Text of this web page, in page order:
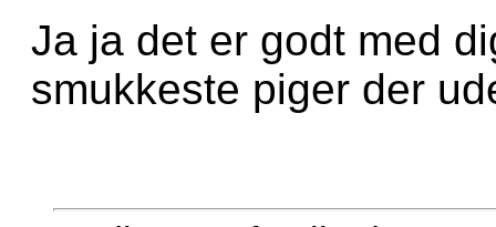
Ja ja det er godt med
smukkeste piger der